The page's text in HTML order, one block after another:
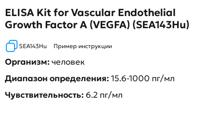
ELISA Kit for Vascular Endothelial
Growth Factor A (VEGFA) (SEA143Hu)
SEA143Hu Пример инструкции
Организм:человек
Диапазон определения:15.6-1000 пг/мл
Чувствительность: 6.2 пг/мл